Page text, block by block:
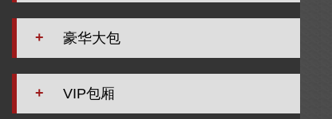
+ 豪华大包
+ VIP包厢